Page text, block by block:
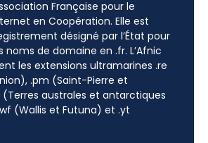
Française pour le
en Coopération. Elle est
désigné par l’État pour
noms de domaine en .fr. L’Afnic
les extensions ultramarines .re
.pm (Saint-Pierre et
australes et antarctiques
(Wallis et Futuna) et .yt